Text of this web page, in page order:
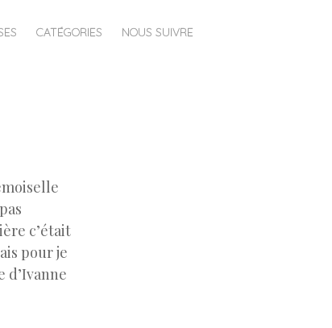
CATÉGORIES NOUS SUIVRE
c’était
pour je
d’Ivanne